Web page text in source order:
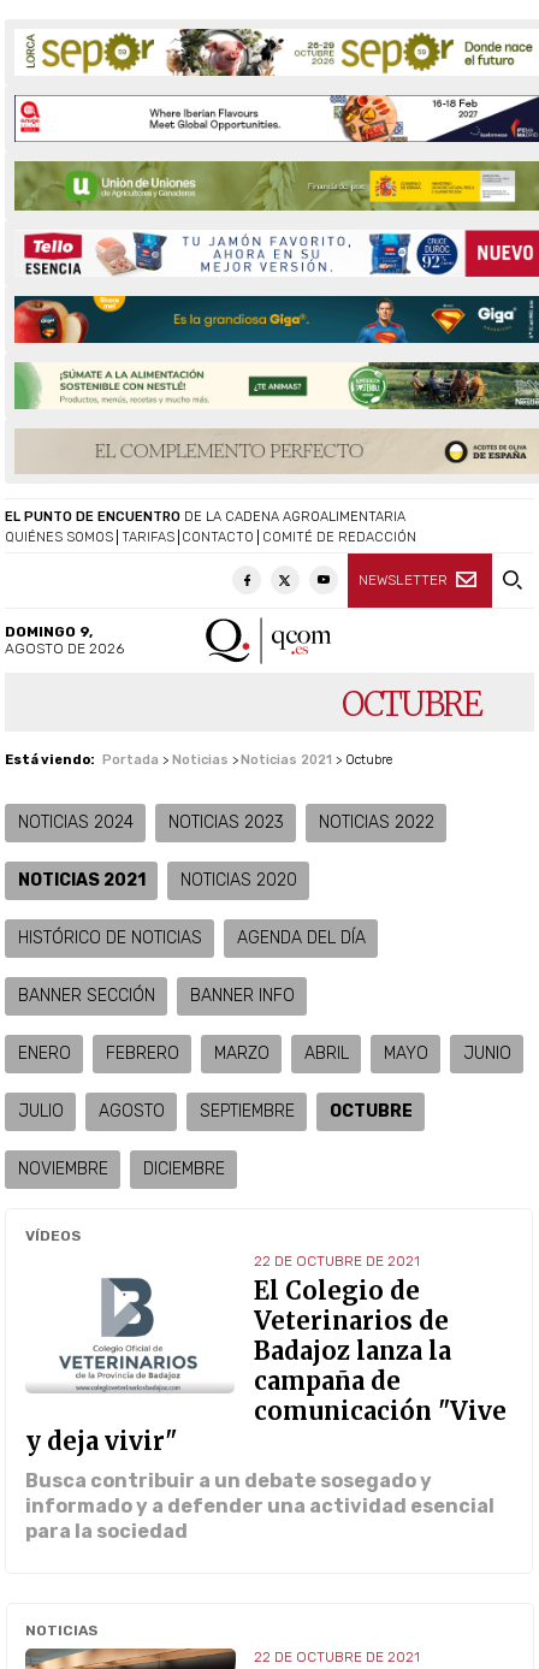
QUIÉNES SOMOS TARIFAS CONTACTO COMITÉ DE REDACCIÓN
NEWSLETTER
EL PUNTO DE ENCUENTRO DE LA CADENA AGROALIMENTARIA
DOMINGO 9,
AGOSTO DE 2026
OCTUBRE
Está viendo: Portada > Noticias > Noticias 2021 > Octubre
NOTICIAS 2024 NOTICIAS 2023 NOTICIAS 2022
NOTICIAS 2021 NOTICIAS 2020
HISTÓRICO DE NOTICIAS AGENDA DEL DÍA
BANNER SECCIÓN BANNER INFO
ENERO FEBRERO MARZO ABRIL MAYO JUNIO
JULIO AGOSTO SEPTIEMBRE OCTUBRE
NOVIEMBRE DICIEMBRE
VÍDEOS
22 DE OCTUBRE DE 2021
El Colegio de
Veterinarios de
Badajoz lanza la
campaña de
comunicación "Vive
y deja vivir"
Busca contribuir a un debate sosegado y
informado y a defender una actividad esencial
para la sociedad
NOTICIAS
22 DE OCTUBRE DE 2021